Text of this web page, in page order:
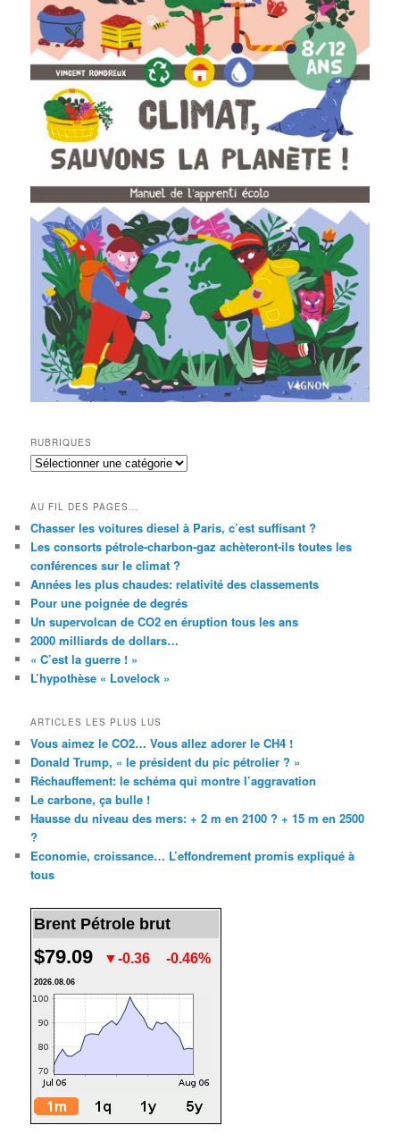
RUBRIQUES
RUBRIQUES
AU FIL DES PAGES…
Chasser les voitures diesel à Paris, c’est suffisant ?
Les consorts pétrole-charbon-gaz achèteront-ils toutes les
conférences sur le climat ?
Années les plus chaudes: relativité des classements
Pour une poignée de degrés
Un supervolcan de CO2 en éruption tous les ans
2000 milliards de dollars…
« C’est la guerre ! »
L’hypothèse « Lovelock »
ARTICLES LES PLUS LUS
Vous aimez le CO2… Vous allez adorer le CH4 !
Donald Trump, « le président du pic pétrolier ? »
Réchauffement: le schéma qui montre l’aggravation
Le carbone, ça bulle !
Hausse du niveau des mers: + 2 m en 2100 ? + 15 m en 2500
?
Economie, croissance… L’effondrement promis expliqué à
tous
Brent Pétrole brut
$79.09 ▼-0.36 -0.46%
2026.08.06